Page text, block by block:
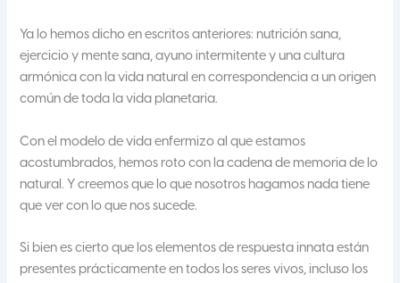
Ya lo hemos dicho en escritos anteriores: nutrición sana,
ejercicio y mente sana, ayuno intermitente y una cultura
armónica con la vida natural en correspondencia a un origen
común de toda la vida planetaria.
Con el modelo de vida enfermizo al que estamos
acostumbrados, hemos roto con la cadena de memoria de lo
natural. Y creemos que lo que nosotros hagamos nada tiene
que ver con lo que nos sucede.
Si bien es cierto que los elementos de respuesta innata están
presentes prácticamente en todos los seres vivos, incluso los